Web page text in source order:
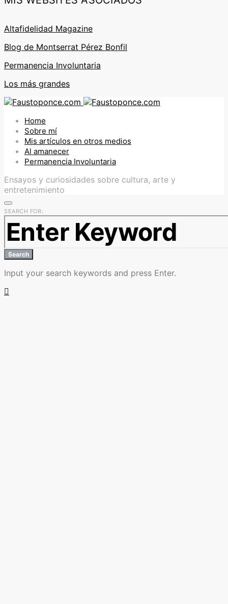
Altafidelidad Magazine
Blog de Montserrat Pérez Bonfil
Permanencia Involuntaria
Los más grandes
Home
Sobre mí
Mis artículos en otros medios
Al amanecer
Permanencia Involuntaria
Ensayos y curiosidades sobre cultura, arte y
entretenimiento
SEARCH FOR:
Search
Input your search keywords and press Enter.